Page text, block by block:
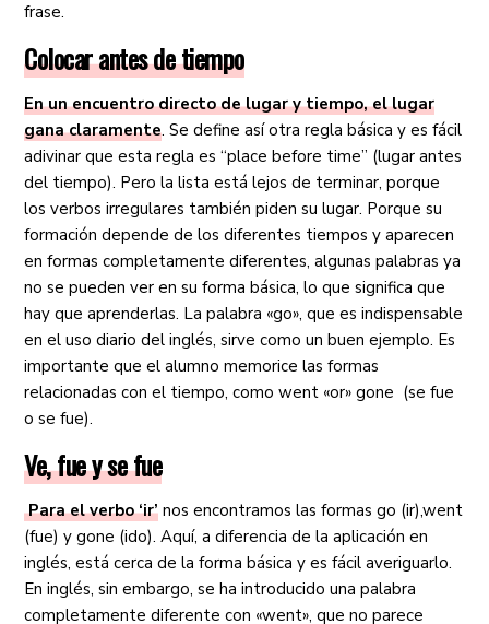
frase.
Colocar antes de tiempo
En un encuentro directo de lugar y tiempo, el lugar
gana claramente. Se define así otra regla básica y es fácil
adivinar que esta regla es “place before time” (lugar antes
del tiempo). Pero la lista está lejos de terminar, porque
los verbos irregulares también piden su lugar. Porque su
formación depende de los diferentes tiempos y aparecen
en formas completamente diferentes, algunas palabras ya
no se pueden ver en su forma básica, lo que significa que
hay que aprenderlas. La palabra «go», que es indispensable
en el uso diario del inglés, sirve como un buen ejemplo. Es
importante que el alumno memorice las formas
relacionadas con el tiempo, como went «or» gone (se fue
o se fue).
Ve, fue y se fue
Para el verbo ‘ir’ nos encontramos las formas go (ir),went
(fue) y gone (ido). Aquí, a diferencia de la aplicación en
inglés, está cerca de la forma básica y es fácil averiguarlo.
En inglés, sin embargo, se ha introducido una palabra
completamente diferente con «went», que no parece